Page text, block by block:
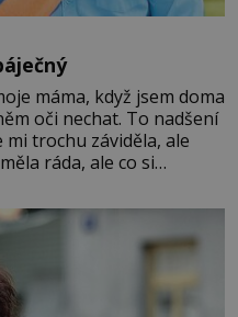
máma, když jsem doma
oči nechat. To nadšení
trochu záviděla, ale
ráda, ale co si
jiná doba, když